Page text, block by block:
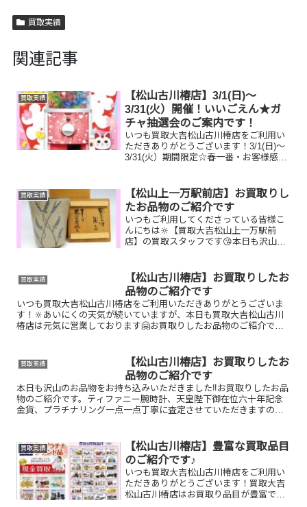
買取実績
関連記事
買取実績
【松山古川椿店】3/1(日)～
3/31(火）開催！いいごえん★ガ
チャ抽選会のご案内です！
いつも買取大吉松山古川椿店をご利用い
ただきありがとうございます！3/1(日)～
3/31(火）期間限定☆春一番・お客様感謝
11,500円以上ご成約のお客様限定でご参
加いただけ...
買取実績
【松山上一万駅前店】お買取りし
たお品物のご紹介です
いつもご利用してくださっている皆様こ
んにちは🔆【買取大吉松山上一万駅前
店】の買取スタッフです😘本日も沢山の
太郎左衛門湯呑 14Kリング
ADMJショルダ...
買取実績
【松山古川椿店】お買取りしたお
品物のご紹介です
いつも買取大吉松山古川椿店をご利用いただきありがとうございま
す！🔆あいにくの天気が続いていますが、本日も買取大吉松山古川
椿店は元気に営業しております🤗お買取りしたお品物のご紹介で
買取実績
【松山古川椿店】お買取りしたお
品物のご紹介です
本日も沢山のお品物をお持ち込みいただきました‼️お買取りしたお品
物のご紹介です。ティファニー腕時計、天皇陛下御在位六十年記念
金貨、プラチナリング一点一点丁寧に査定させていただきますので
買取実績
【松山古川椿店】豊富な買取品目
のご紹介です♪
いつも買取大吉松山古川椿店をご利用い
ただきありがとうございます！買取大吉
松山古川椿店はお買取り品目が豊富で